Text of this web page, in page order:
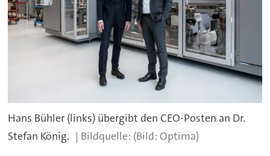
Hans Bühler (links) übergibt den CEO-Posten an Dr.
Stefan König.
(Bild: Optima)